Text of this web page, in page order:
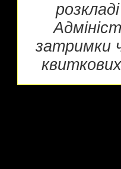
затримки